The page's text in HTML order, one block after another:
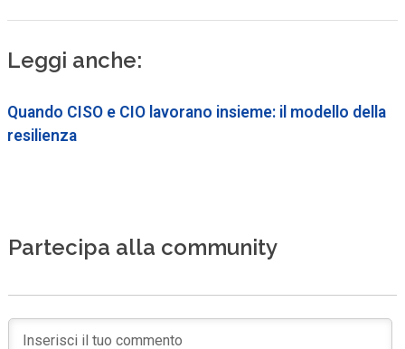
Leggi anche:
Quando CISO e CIO lavorano insieme: il modello della
resilienza
Partecipa alla community